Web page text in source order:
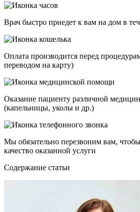
Врач быстро приедет к вам на дом в
Оплата производится перед
переводом на карту)
Оказание пациенту различной
(капельницы, уколы и др.)
Мы обязательно перезвоним вам,
качество оказанной услуги
Cодержание статьи